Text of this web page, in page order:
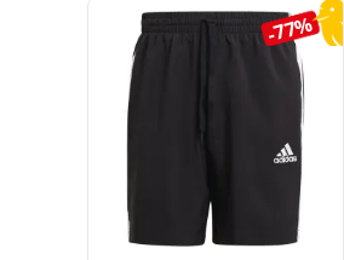
Produktgalerie überspringen
-77%